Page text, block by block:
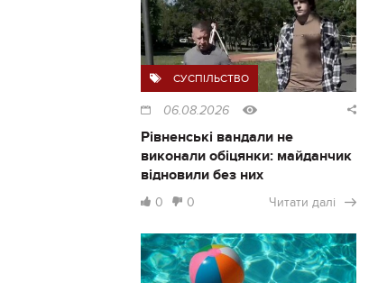
СУСПІЛЬСТВО
06.08.2026
Рівненські вандали не
виконали обіцянки: майданчик
відновили без них
0 0 Читати далі